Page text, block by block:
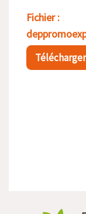
Fichier :
Télécharger